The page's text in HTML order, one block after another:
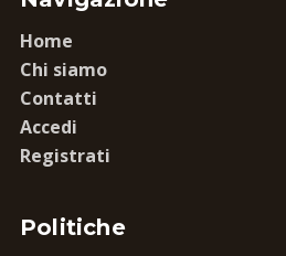
Home
Chi siamo
Contatti
Accedi
Registrati
Politiche